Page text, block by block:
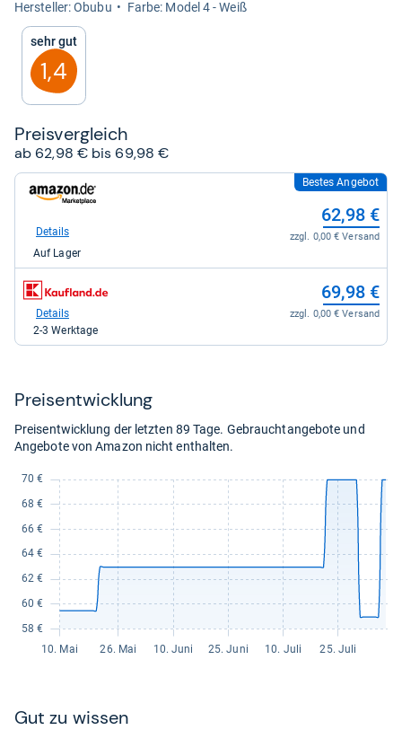
von
Sternen
Her­stel­ler: Obubu
Farbe: Model 4 - Weiß
Sehr gut
1,4
Preis­ver­gleich
ab 62,98 € bis 69,98 €
zum
Shop:
Amazon.de
62,98
kaufen.
Bestes Angebot
62,98 €
zzgl. 0,00 € Versand
Details
Auf Lager
zum
Shop:
Kaufland.de
69,98 €
zzgl. 0,00 € Versand
Details
2-3 Werktage
Preis­ent­wick­lung
Preisentwicklung der letzten 89 Tage. Gebrauchtangebote und
Angebote von Amazon nicht enthalten.
Gut zu wis­sen